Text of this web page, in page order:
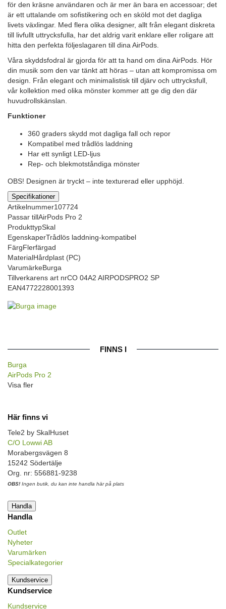
för den kräsne användaren och är mer än bara en accessoar; det
är ett uttalande om sofistikering och en sköld mot det dagliga
livets växlingar. Med flera olika designer, allt från elegant diskreta
till livfullt uttrycksfulla, har det aldrig varit enklare eller roligare att
hitta den perfekta följeslagaren till dina AirPods.
Våra skyddsfodral är gjorda för att ta hand om dina AirPods. Hör
din musik som den var tänkt att höras – utan att kompromissa om
design. Från elegant och minimalistisk till djärv och uttrycksfull,
vår kollektion med olika mönster kommer att ge dig den där
huvudrollskänslan.
Funktioner
360 graders skydd mot dagliga fall och repor
Kompatibel med trådlös laddning
Har ett synligt LED-ljus
Rep- och blekmotståndiga mönster
OBS! Designen är tryckt – inte texturerad eller upphöjd.
Specifikationer
Artikelnummer107724
Passar tillAirPods Pro 2
ProdukttypSkal
EgenskaperTrådlös laddning-kompatibel
FärgFlerfärgad
MaterialHårdplast (PC)
VarumärkeBurga
Tillverkarens art nrCO 04A2 AIRPODSPRO2 SP
EAN4772228001393
FINNS I
Burga
AirPods Pro 2
Visa fler
Här finns vi
Tele2 by SkalHuset
C/O Lowwi AB
Morabergsvägen 8
15242 Södertälje
Org. nr: 556881-9238
OBS! Ingen butik, du kan inte handla här på plats
Handla
Handla
Outlet
Nyheter
Varumärken
Specialkategorier
Kundservice
Kundservice
Kundservice